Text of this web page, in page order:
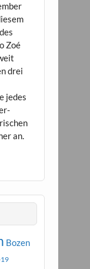
Zoé
drei
jedes
an.
Bozen